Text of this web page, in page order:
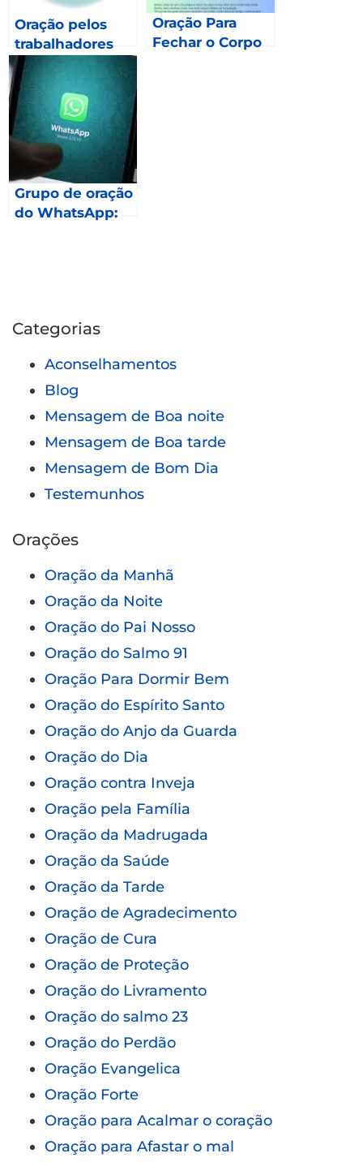
Oração pelos
trabalhadores
rurais
Oração Para
Fechar o Corpo
Grupo de oração
do WhatsApp:
Categorias
Aconselhamentos
Blog
Mensagem de Boa noite
Mensagem de Boa tarde
Mensagem de Bom Dia
Testemunhos
Orações
Oração da Manhã
Oração da Noite
Oração do Pai Nosso
Oração do Salmo 91
Oração Para Dormir Bem
Oração do Espírito Santo
Oração do Anjo da Guarda
Oração do Dia
Oração contra Inveja
Oração pela Família
Oração da Madrugada
Oração da Saúde
Oração da Tarde
Oração de Agradecimento
Oração de Cura
Oração de Proteção
Oração do Livramento
Oração do salmo 23
Oração do Perdão
Oração Evangelica
Oração Forte
Oração para Acalmar o coração
Oração para Afastar o mal